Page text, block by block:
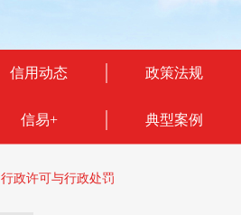
信用动态 政策法规
信易+ 典型案例
行政许可与行政处罚